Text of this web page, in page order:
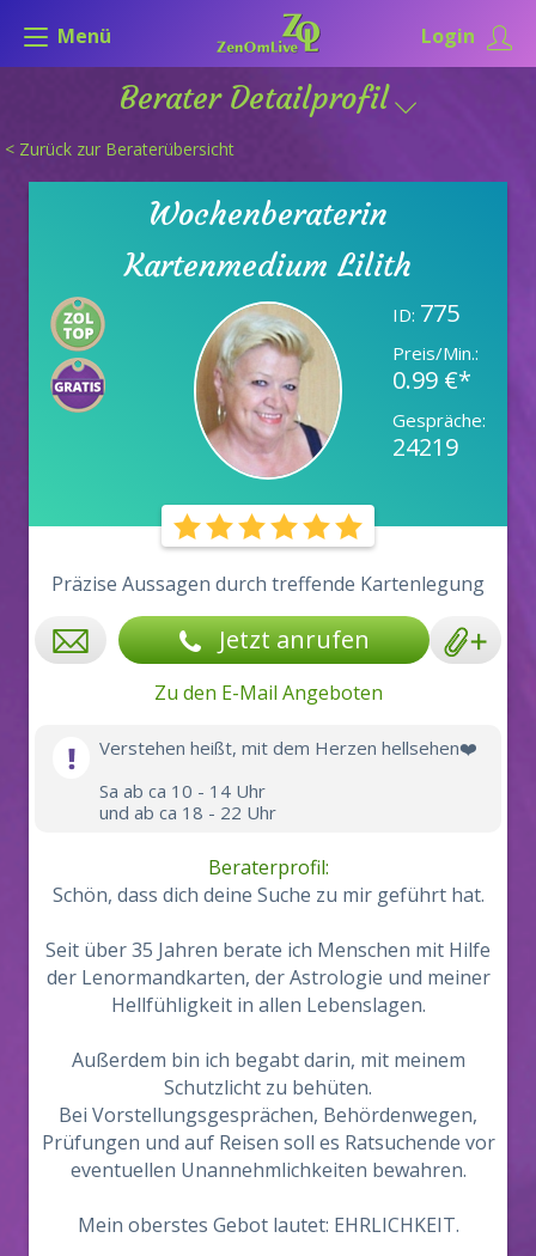
Menü Login
Berater Detailprofil
< Zurück zur Beraterübersicht
Wochenberaterin
Kartenmedium Lilith
ID: 775
Preis/Min.:
0.99 €*
Gespräche:
24219
Präzise Aussagen durch treffende Kartenlegung
Jetzt anrufen
Zu den E-Mail Angeboten
Verstehen heißt, mit dem Herzen hellsehen❤️
Sa ab ca 10 - 14 Uhr
und ab ca 18 - 22 Uhr
Beraterprofil:
Schön, dass dich deine Suche zu mir geführt hat.
Seit über 35 Jahren berate ich Menschen mit Hilfe
der Lenormandkarten, der Astrologie und meiner
Hellfühligkeit in allen Lebenslagen.
Außerdem bin ich begabt darin, mit meinem
Schutzlicht zu behüten.
Bei Vorstellungsgesprächen, Behördenwegen,
Prüfungen und auf Reisen soll es Ratsuchende vor
eventuellen Unannehmlichkeiten bewahren.
Mein oberstes Gebot lautet: EHRLICHKEIT.